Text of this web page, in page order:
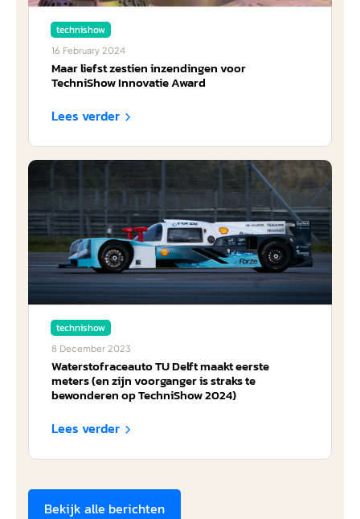
technishow
16 February 2024
Maar liefst zestien inzendingen voor
TechniShow Innovatie Award
Lees verder 
technishow
8 December 2023
Waterstofraceauto TU Delft maakt eerste
meters (en zijn voorganger is straks te
bewonderen op TechniShow 2024)
Lees verder 
Bekijk alle berichten